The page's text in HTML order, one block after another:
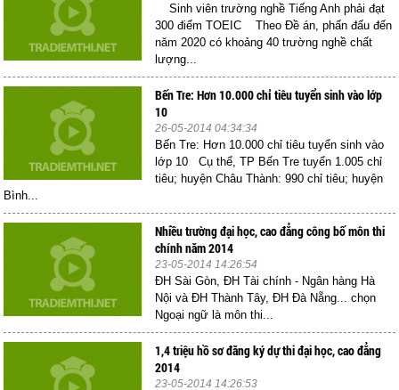
Sinh viên trường nghề Tiếng Anh phải đạt
300 điểm TOEIC Theo Đề án, phấn đấu đến
năm 2020 có khoảng 40 trường nghề chất
lượng...
Bến Tre: Hơn 10.000 chỉ tiêu tuyển sinh vào lớp
10
26-05-2014 04:34:34
Bến Tre: Hơn 10.000 chỉ tiêu tuyển sinh vào
lớp 10 Cụ thể, TP Bến Tre tuyển 1.005 chỉ
tiêu; huyện Châu Thành: 990 chỉ tiêu; huyện
Bình...
Nhiều trường đại học, cao đẳng công bố môn thi
chính năm 2014
23-05-2014 14:26:54
ĐH Sài Gòn, ĐH Tài chính - Ngân hàng Hà
Nội và ĐH Thành Tây, ĐH Đà Nẵng... chọn
Ngoại ngữ là môn thi...
1,4 triệu hồ sơ đăng ký dự thi đại học, cao đẳng
2014
23-05-2014 14:26:53